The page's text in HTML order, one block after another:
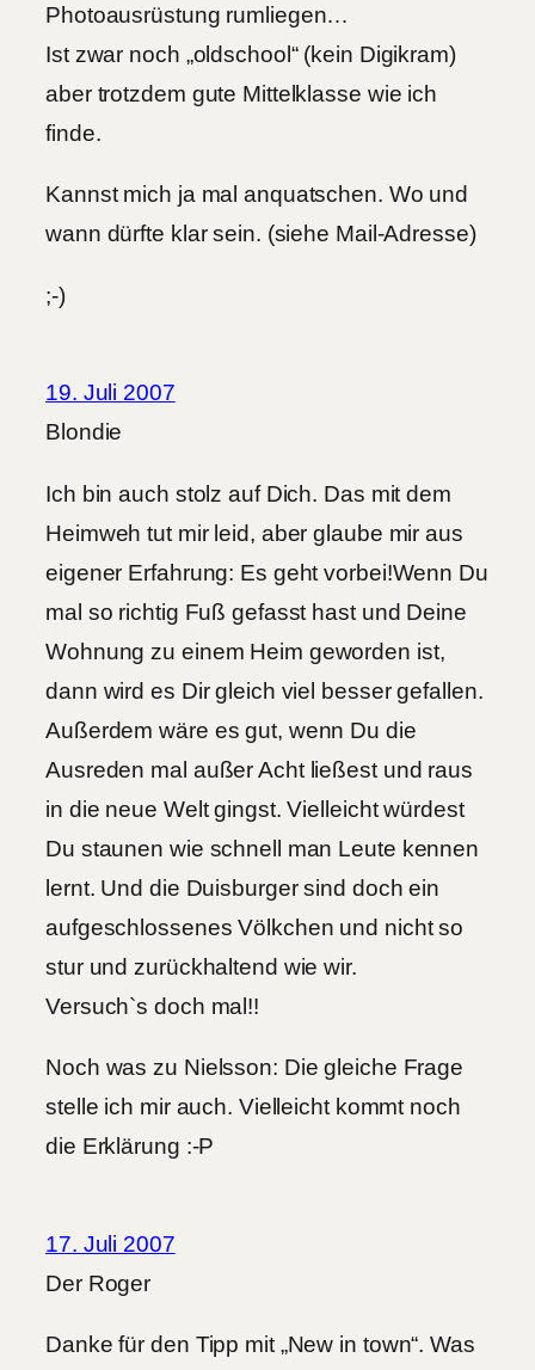
Photoausrüstung rumliegen…
Ist zwar noch „oldschool“ (kein Digikram)
aber trotzdem gute Mittelklasse wie ich
finde.
Kannst mich ja mal anquatschen. Wo und
wann dürfte klar sein. (siehe Mail-Adresse)
;-)
19. Juli 2007
Blondie
Ich bin auch stolz auf Dich. Das mit dem
Heimweh tut mir leid, aber glaube mir aus
eigener Erfahrung: Es geht vorbei!Wenn Du
mal so richtig Fuß gefasst hast und Deine
Wohnung zu einem Heim geworden ist,
dann wird es Dir gleich viel besser gefallen.
Außerdem wäre es gut, wenn Du die
Ausreden mal außer Acht ließest und raus
in die neue Welt gingst. Vielleicht würdest
Du staunen wie schnell man Leute kennen
lernt. Und die Duisburger sind doch ein
aufgeschlossenes Völkchen und nicht so
stur und zurückhaltend wie wir.
Versuch`s doch mal!!
Noch was zu Nielsson: Die gleiche Frage
stelle ich mir auch. Vielleicht kommt noch
die Erklärung :-P
17. Juli 2007
Der Roger
Danke für den Tipp mit „New in town“. Was